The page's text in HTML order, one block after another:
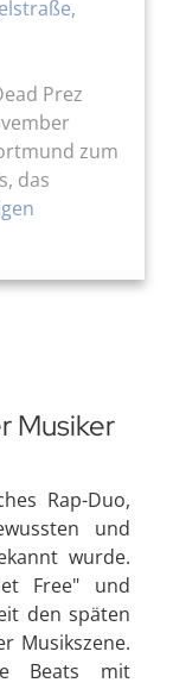
Prez
zum
das
Musiker
Rap-Duo,
und
wurde.
Free" und
den späten
Musikszene.
Beats mit